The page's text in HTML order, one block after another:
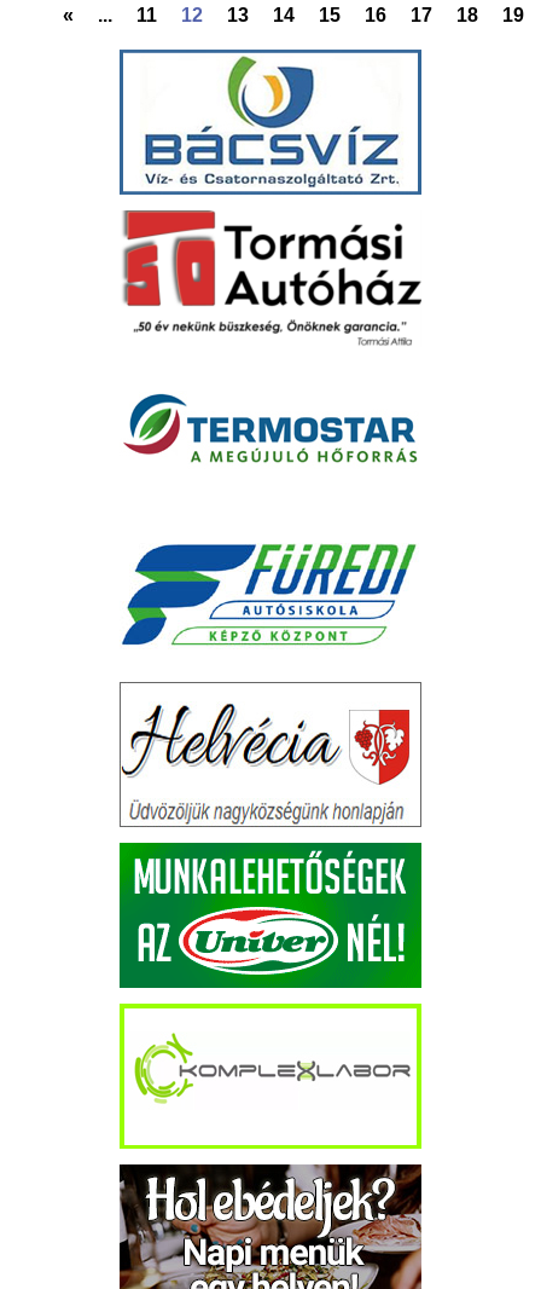
« ... 11 12 13 14 15 16 17 18 19